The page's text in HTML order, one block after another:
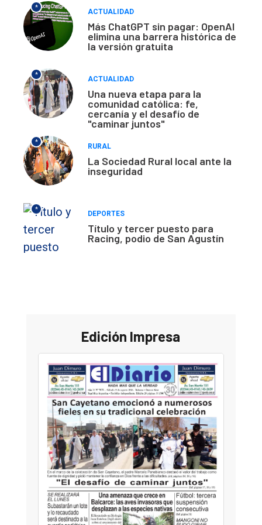
*
ACTUALIDAD
Más ChatGPT sin pagar: OpenAI
elimina una barrera histórica de
la versión gratuita
*
ACTUALIDAD
Una nueva etapa para la
comunidad católica: fe,
cercanía y el desafío de
"caminar juntos"
*
RURAL
La Sociedad Rural local ante la
inseguridad
*
DEPORTES
Título y tercer puesto para
Racing, podio de San Agustín
Edición Impresa